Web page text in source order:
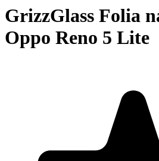
GrizzGlass Folia
Oppo Reno 5 Lite